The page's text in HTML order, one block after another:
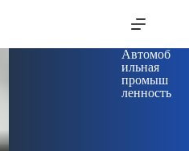
Автомоб
ильная
промыш
ленность